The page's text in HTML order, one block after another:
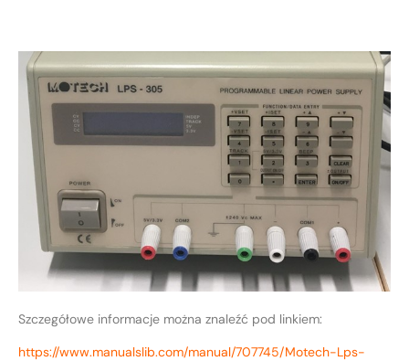
Szczegółowe informacje można znaleźć pod linkiem:
https://www.manualslib.com/manual/707745/Motech-Lps-